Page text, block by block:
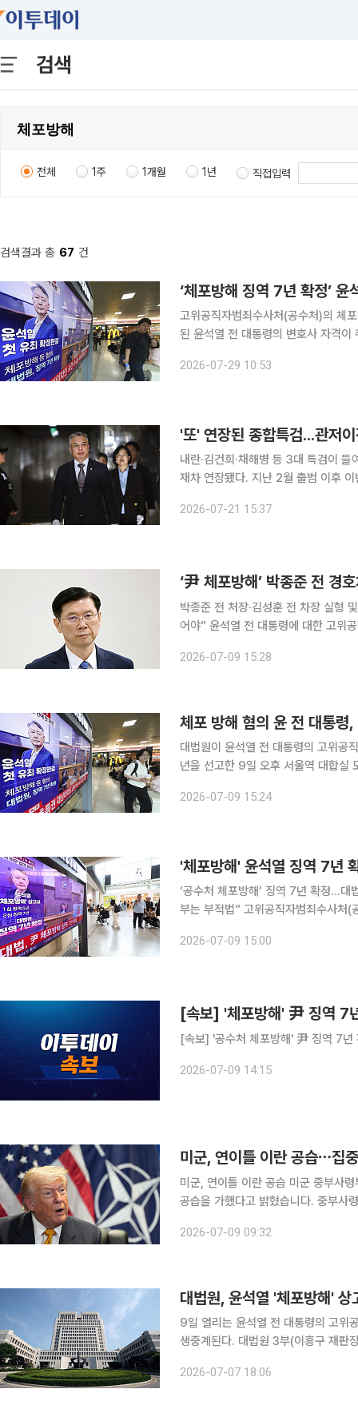
검색
전체 1주 1개월 1년 직접입력
검색결과 총 67 건
‘체포방해 징역 7년 확정’
고위공직자범죄수사처(공수처)의 체
된 윤석열 전 대통령의 변호사 자격이 취소됐다. 29일 법조계에 따르면 대한
다. 변호사법에 따르면 변호사 명부
2026-07-29 10:53
'또' 연장된 종합특검...관저
내란·김건희·채해병 등 3대 특검이
재차 연장됐다. 지난 2월 출범 이후 이번이 세 차례 기
2026-07-21 15:37
박종준 전 처장·김성훈 전 차장 실형
어야” 윤석열 전 대통령에 대한 고위공직자범죄수사처(공수처)의 체포영장 집행을 방해한 혐의로
중앙지법 형사합의26부(이현경 부장
2026-07-09 15:28
체포 방해 혐의 윤 전 대통
대법원이 윤석열 전 대통령의 고위공
년을 선고한 9일 오후 서울역 대합실
행사방해 등 혐의 사건 상고심 선고
2026-07-09 15:24
'체포방해' 윤석열 징역 7년
‘공수처 체포방해’ 징역 7년 확정...
부는 부적법” 고위공직자범죄수사처(공수처) 체포 방해 혐의를 받는 윤석열 전 대통령이 상고심에
연 대법관)는 9일 오후 2시 특수공무
2026-07-09 15:00
[속보] '체포방해' 尹 징역 7
[속보] '공수처 체포방해' 尹 징역 7년
2026-07-09 14:15
미군, 연이틀 이란 공습 미군 중부사령부가 8일(현지시간) 이란의 상선 공격에 대응해 이란에 추가
공습을 가했다고 밝혔습니다. 중부사
더욱 약화시키기 위한 조치라고 설명
2026-07-09 09:32
대법원, 윤석열 '체포방해' 상
9일 열리는 윤석열 전 대통령의 고위
생중계된다. 대법원 3부(이흥구 재판장)는 9일 오후 2시 열리는 윤 전 대통령의 특수공무집행방해,
사건 중 상고심 선고 생중계가 이뤄지
2026-07-07 18:06